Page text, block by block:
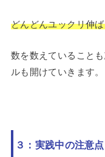
どんどんユックリ伸
数を数えていること
ルも開けていきます。
３：実践中の注意点